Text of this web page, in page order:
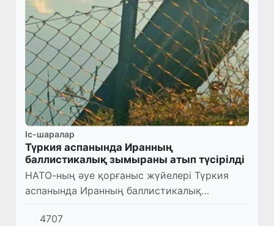
Іс-шаралар
Түркия аспанында Иранның
баллистикалық зымыраны атып түсірілді
НАТО-ның әуе қорғаныс жүйелері Түркия
аспанында Иранның баллистикалық
зымыранын атып, жойды.
4707